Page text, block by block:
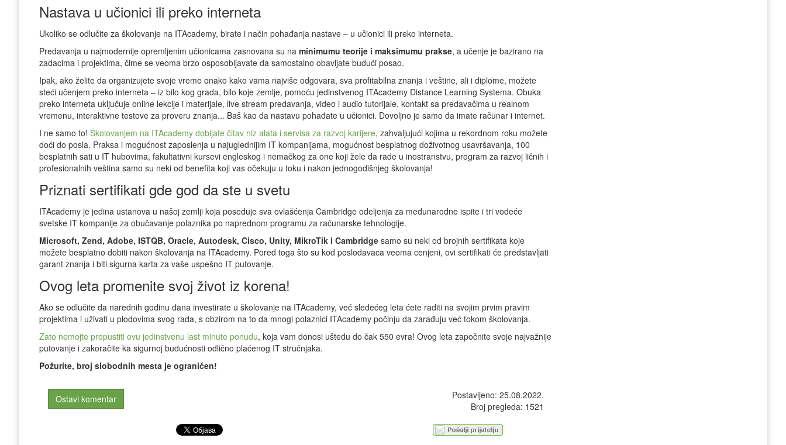
Nastava u učionici ili preko interneta
Ukoliko se odlučite za školovanje na ITAcademy, birate i način pohađanja nastave – u učionici ili preko interneta.
Predavanja u najmodernije opremljenim učionicama zasnovana su na minimumu teorije i maksimumu prakse, a učenje je bazirano na
zadacima i projektima, čime se veoma brzo osposobljavate da samostalno obavljate budući posao.
Ipak, ako želite da organizujete svoje vreme onako kako vama najviše odgovara, sva profitabilna znanja i veštine, ali i diplome, možete
steći učenjem preko interneta – iz bilo kog grada, bilo koje zemlje, pomoću jedinstvenog ITAcademy Distance Learning Systema. Obuka
preko interneta uključuje online lekcije i materijale, live stream predavanja, video i audio tutorijale, kontakt sa predavačima u realnom
vremenu, interaktivne testove za proveru znanja... Baš kao da nastavu pohađate u učionici. Dovoljno je samo da imate računar i internet.
I ne samo to! Školovanjem na ITAcademy dobijate čitav niz alata i servisa za razvoj karijere, zahvaljujući kojima u rekordnom roku možete
doći do posla. Praksa i mogućnost zaposlenja u najuglednijim IT kompanijama, mogućnost besplatnog doživotnog usavršavanja, 100
besplatnih sati u IT hubovima, fakultativni kursevi engleskog i nemačkog za one koji žele da rade u inostranstvu, program za razvoj ličnih i
profesionalnih veština samo su neki od benefita koji vas očekuju u toku i nakon jednogodišnjeg školovanja!
Priznati sertifikati gde god da ste u svetu
ITAcademy je jedina ustanova u našoj zemlji koja poseduje sva ovlašćenja Cambridge odeljenja za međunarodne ispite i tri vodeće
svetske IT kompanije za obučavanje polaznika po naprednom programu za računarske tehnologije.
Microsoft, Zend, Adobe, ISTQB, Oracle, Autodesk, Cisco, Unity, MikroTik i Cambridge samo su neki od brojnih sertifikata koje
možete besplatno dobiti nakon školovanja na ITAcademy. Pored toga što su kod poslodavaca veoma cenjeni, ovi sertifikati će predstavljati
garant znanja i biti sigurna karta za vaše uspešno IT putovanje.
Ovog leta promenite svoj život iz korena!
Ako se odlučite da narednih godinu dana investirate u školovanje na ITAcademy, već sledećeg leta ćete raditi na svojim prvim pravim
projektima i uživati u plodovima svog rada, s obzirom na to da mnogi polaznici ITAcademy počinju da zarađuju već tokom školovanja.
Zato nemojte propustiti ovu jedinstvenu last minute ponudu, koja vam donosi uštedu do čak 550 evra! Ovog leta započnite svoje najvažnije
putovanje i zakoračite ka sigurnoj budućnosti odlično plaćenog IT stručnjaka.
Požurite, broj slobodnih mesta je ograničen!
Ostavi komentar
Postavljeno: 25.08.2022.
Broj pregleda: 1521